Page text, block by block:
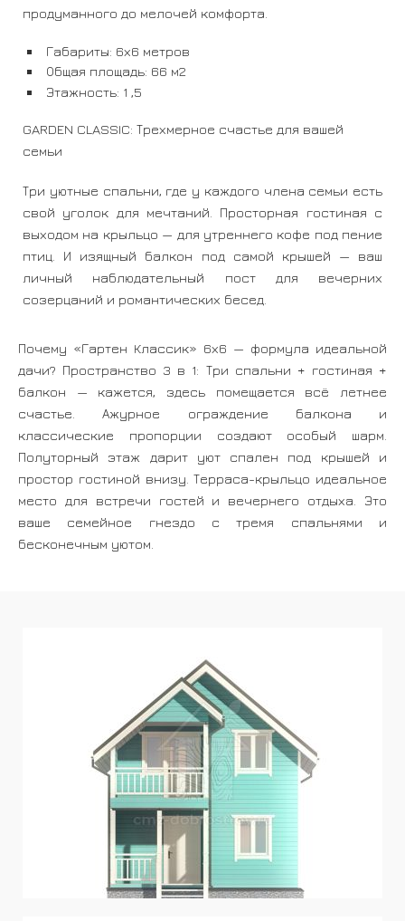
продуманного до мелочей комфорта.
Габариты: 6х6 метров
Общая площадь: 66 м2
Этажность: 1 ,5
GARDEN CLASSIC: Трехмерное счастье для вашей
семьи
Три уютные спальни, где у каждого члена семьи есть
свой уголок для мечтаний. Просторная гостиная с
выходом на крыльцо — для утреннего кофе под пение
птиц. И изящный балкон под самой крышей — ваш
личный наблюдательный пост для вечерних
созерцаний и романтических бесед.
Почему «Гартен Классик» 6х6 — формула идеальной
дачи? Пространство 3 в 1: Три спальни + гостиная +
балкон — кажется, здесь помещается всё летнее
счастье. Ажурное ограждение балкона и
классические пропорции создают особый шарм.
Полуторный этаж дарит уют спален под крышей и
простор гостиной внизу. Терраса-крыльцо идеальное
место для встречи гостей и вечернего отдыха. Это
ваше семейное гнездо с тремя спальнями и
бесконечным уютом.